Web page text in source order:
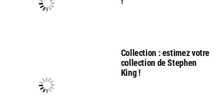
Collection : estimez votre
collection de Stephen
King !